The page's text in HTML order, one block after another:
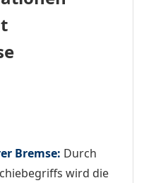
Bremse: Durch
wird die